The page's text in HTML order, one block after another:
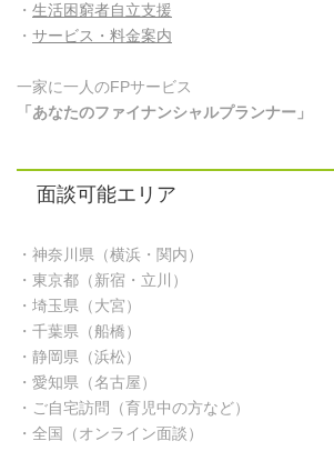
・ 生活困窮者自立支援
・ サービス・料金案内
一家に一人のFPサービス
「あなたのファイナンシャルプランナー」
面談可能エリア
・神奈川県（横浜・関内）
・東京都（新宿・立川）
・埼玉県（大宮）
・千葉県（船橋）
・静岡県（浜松）
・愛知県（名古屋）
・ご自宅訪問（育児中の方など）
・全国（オンライン面談）